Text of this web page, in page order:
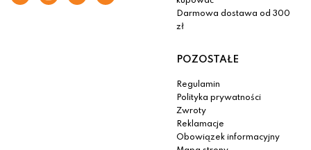
Darmowa dostawa od 300
zł
POZOSTAŁE
Regulamin
Polityka prywatności
Zwroty
Reklamacje
Obowiązek informacyjny